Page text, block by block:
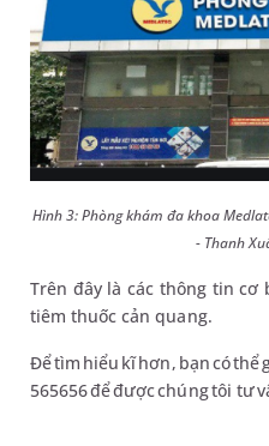
Hình 3: Phòng khám đa khoa
- Thanh
Trên đây là các thông tin
tiêm thuốc cản quang.
Để tìm hiểu kĩ hơn, bạn có thể
565656 để được chúng tôi tư